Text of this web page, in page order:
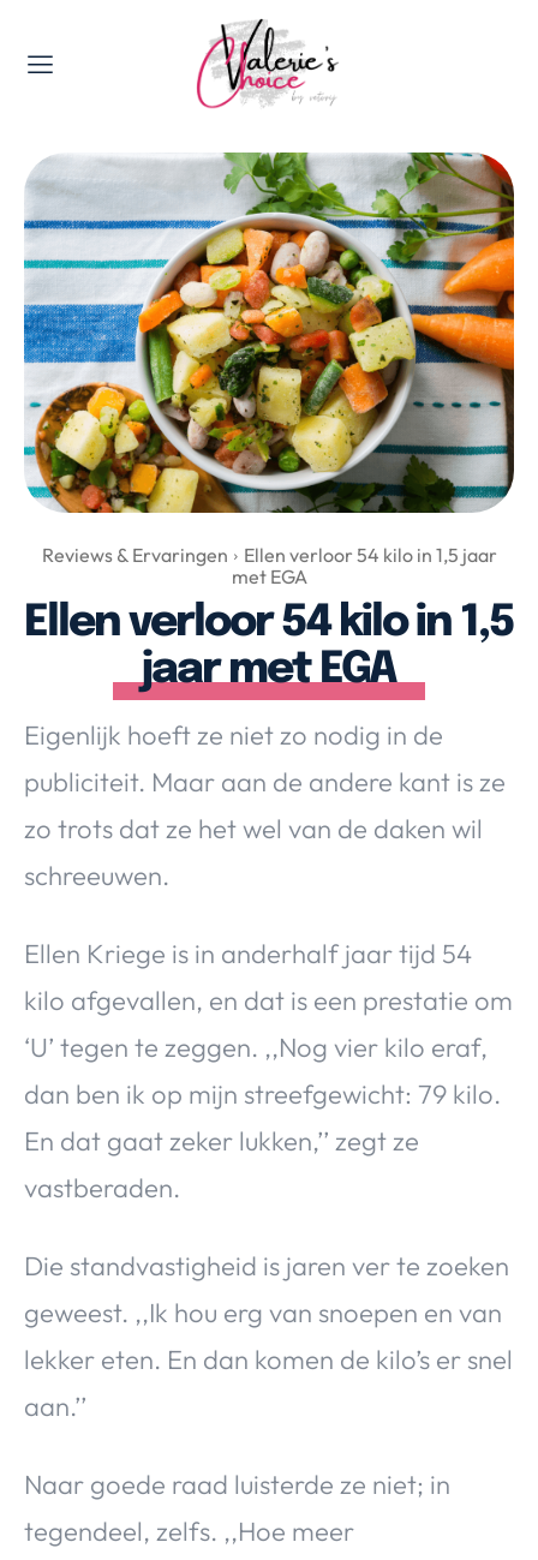
Valerie's Topics
Travel & Culture
Food & Drinks
Happyness & Opmerkelijk
Lifestyle, Sport & Duurzaamheid
Gadgets & Tech
Top 5 van Valerie
Health & Beauty
Huis & Tuin
Nieuws & Media
Over Valerie
De Top 5
Contact
VALERIE'S CHOICE
Food & Drinks Health & Beauty Gadgets
Huis & Tuin
Reviews & Ervaringen
Ellen verloor 54 kilo in 1,5 jaar
met EGA
Ellen verloor 54 kilo in 1,5
jaar met EGA
Eigenlijk hoeft ze niet zo nodig in de
publiciteit. Maar aan de andere kant is ze
zo trots dat ze het wel van de daken wil
schreeuwen.
Ellen Kriege is in anderhalf jaar tijd 54
kilo afgevallen, en dat is een prestatie om
‘U’ tegen te zeggen. ,,Nog vier kilo eraf,
dan ben ik op mijn streefgewicht: 79 kilo.
En dat gaat zeker lukken,’’ zegt ze
vastberaden.
Die standvastigheid is jaren ver te zoeken
geweest. ,,Ik hou erg van snoepen en van
lekker eten. En dan komen de kilo’s er snel
aan.’’
Naar goede raad luisterde ze niet; in
tegendeel, zelfs. ,,Hoe meer